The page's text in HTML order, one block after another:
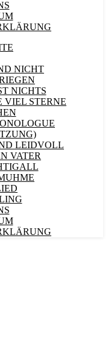
NICHT
NICHTS
STERNE S
LEIDVOLL
VATER